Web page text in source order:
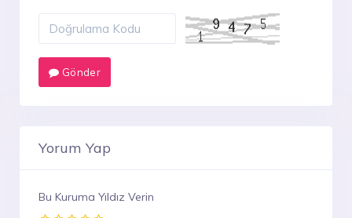
Gönder
Yorum Yap
Bu Kuruma Yıldız Verin